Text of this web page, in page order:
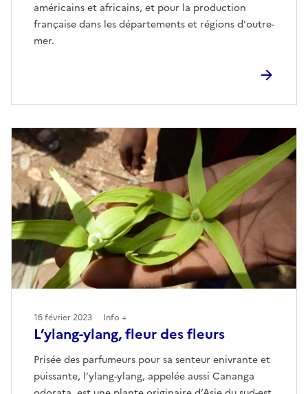
américains et africains, et pour la production
française dans les départements et régions d'outre-
mer.
L’ylang-ylang, fleur des fleurs
Prisée des parfumeurs pour sa senteur enivrante et
puissante, l’ylang-ylang, appelée aussi Cananga
16 février 2023 Info +